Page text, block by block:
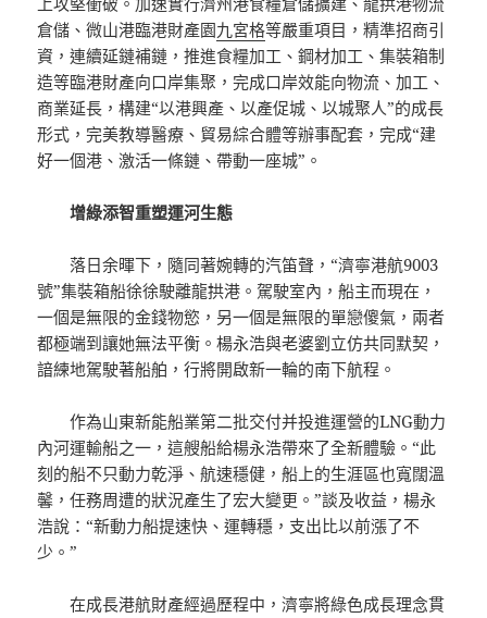
倉儲、微山港臨港財產園九宮格等嚴重項目，精準招商引
資，連續延鏈補鏈，推進食糧加工、鋼材加工、集裝箱制
造等臨港財產向口岸集聚，完成口岸效能向物流、加工、
商業延長，構建“以港興產、以產促城、以城聚人”的成長
形式，完美教導醫療、貿易綜合體等辦事配套，完成“建
好一個港、激活一條鏈、帶動一座城”。
增綠添智重塑運河生態
落日余暉下，隨同著婉轉的汽笛聲，“濟寧港航9003
號”集裝箱船徐徐駛離龍拱港。駕駛室內，船主而現在，
一個是無限的金錢物慾，另一個是無限的單戀傻氣，兩者
都極端到讓她無法平衡。楊永浩與老婆劉立仿共同默契，
諳練地駕駛著船舶，行將開啟新一輪的南下航程。
作為山東新能船業第二批交付并投進運營的LNG動力
內河運輸船之一，這艘船給楊永浩帶來了全新體驗。“此
刻的船不只動力乾淨、航速穩健，船上的生涯區也寬闊溫
馨，任務周遭的狀況產生了宏大變更。”談及收益，楊永
浩說：“新動力船提速快、運轉穩，支出比以前漲了不
少。”
在成長港航財產經過歷程中，濟寧將綠色成長理念貫